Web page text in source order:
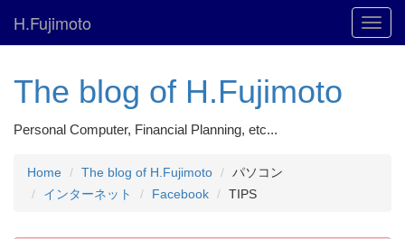
H.Fujimoto
The blog of H.Fujimoto
Personal Computer, Financial Planning, etc...
Home The blog of H.Fujimoto
パソコン
インターネット
Facebook TIPS